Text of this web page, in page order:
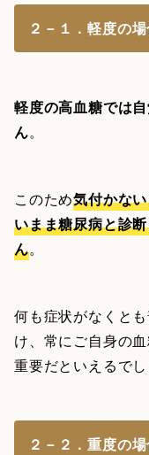
２－１．軽度の
軽度の高血糖では
ん。
このため気付かな
いまま糖尿病と診
ん。
何も症状がなくと
け、常にご自身の
重要だといえるでし
２－２．重度の